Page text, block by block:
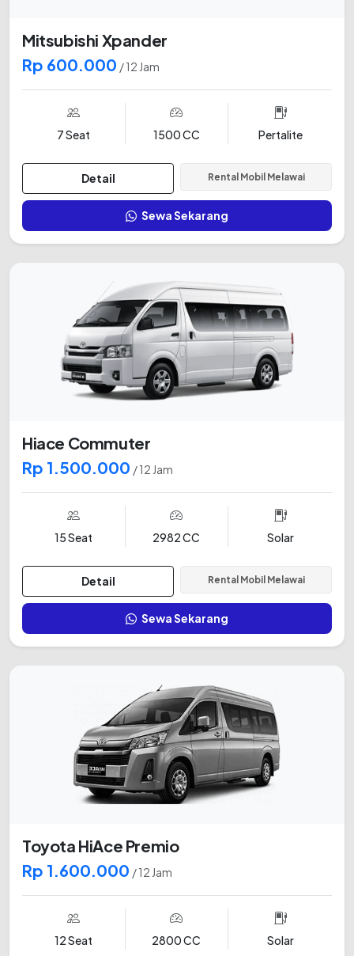
Mitsubishi Xpander
Rp 600.000 / 12 Jam
7 Seat 1500 CC Pertalite
Detail Rental Mobil Melawai
Sewa Sekarang
Hiace Commuter
Rp 1.500.000 / 12 Jam
15 Seat 2982 CC Solar
Detail Rental Mobil Melawai
Sewa Sekarang
Toyota HiAce Premio
Rp 1.600.000 / 12 Jam
12 Seat 2800 CC Solar